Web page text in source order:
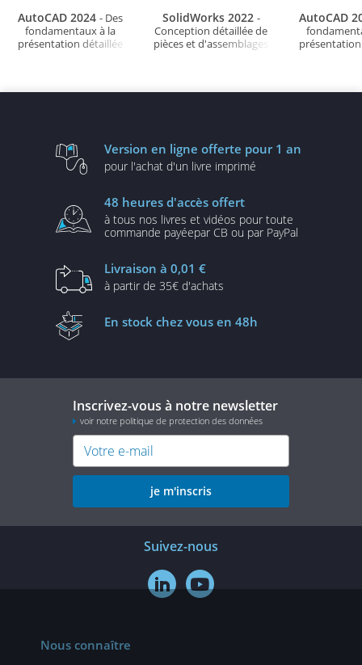
AutoCAD 2024 - Des
fondamentaux à la
présentation détaillée
SolidWorks 2022 -
Conception détaillée de
pièces et d'assemblages
AutoCAD
Version en ligne offerte pour 1 an
pour l'achat d'un livre imprimé
48 heures d'accès offert
à tous nos livres et vidéos pour toute
commande payéepar CB ou par PayPal
Livraison à 0,01 €
à partir de 35€ d'achats
En stock chez vous en 48h
Inscrivez-vous à notre newsletter
voir notre politique de protection des données
je m'inscris
Suivez-nous
 
Nous connaître